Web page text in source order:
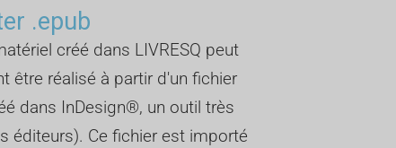
.epub
créé dans LIVRESQ peut
être réalisé à partir d'un fichier
dans InDesign®, un outil très
éditeurs). Ce fichier est importé